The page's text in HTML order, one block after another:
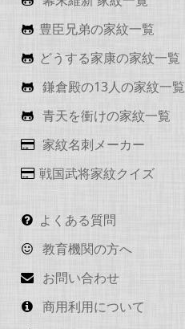
豊臣兄弟の家紋一覧
どうする家康の家紋一覧
鎌倉殿の13人の家紋一覧
青天を衝けの家紋一覧
家紋名刺メーカー
戦国武将家紋クイズ
よくある質問
教育機関の方へ
お問い合わせ
商用利用について